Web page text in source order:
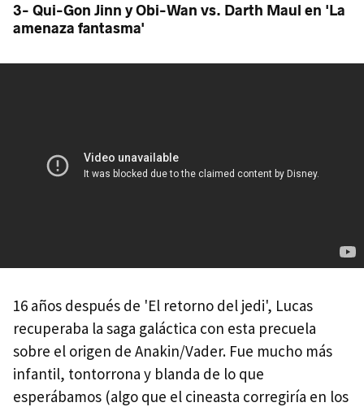
3- Qui-Gon Jinn y Obi-Wan vs. Darth Maul en 'La
amenaza fantasma'
16 años después de 'El retorno del jedi', Lucas
recuperaba la saga galáctica con esta precuela
sobre el origen de Anakin/Vader. Fue mucho más
infantil, tontorrona y blanda de lo que
esperábamos (algo que el cineasta corregiría en los